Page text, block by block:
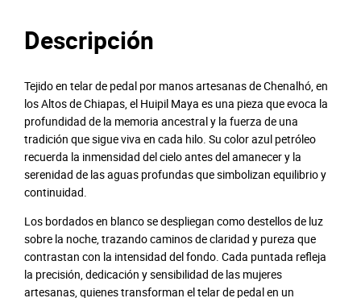
y
a
a
n
t
i
d
a
d
Descripción
Tejido en telar de pedal por manos artesanas de Chenalhó, en
los Altos de Chiapas, el Huipil Maya es una pieza que evoca la
profundidad de la memoria ancestral y la fuerza de una
tradición que sigue viva en cada hilo. Su color azul petróleo
recuerda la inmensidad del cielo antes del amanecer y la
serenidad de las aguas profundas que simbolizan equilibrio y
continuidad.
Los bordados en blanco se despliegan como destellos de luz
sobre la noche, trazando caminos de claridad y pureza que
contrastan con la intensidad del fondo. Cada puntada refleja
la precisión, dedicación y sensibilidad de las mujeres
artesanas, quienes transforman el telar de pedal en un